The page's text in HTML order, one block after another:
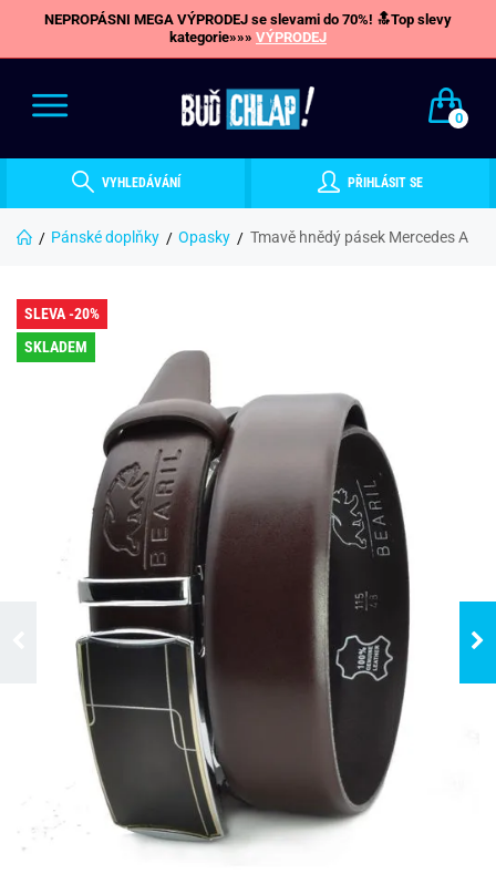
NEPROPÁSNI MEGA VÝPRODEJ se slevami do 70%! 🔝Top slevy
kategorie»»» VÝPRODEJ
0
VYHLEDÁVÁNÍ PŘIHLÁSIT SE
Pánské doplňky Opasky Tmavě hnědý pásek Mercedes A
SLEVA -20%
SKLADEM